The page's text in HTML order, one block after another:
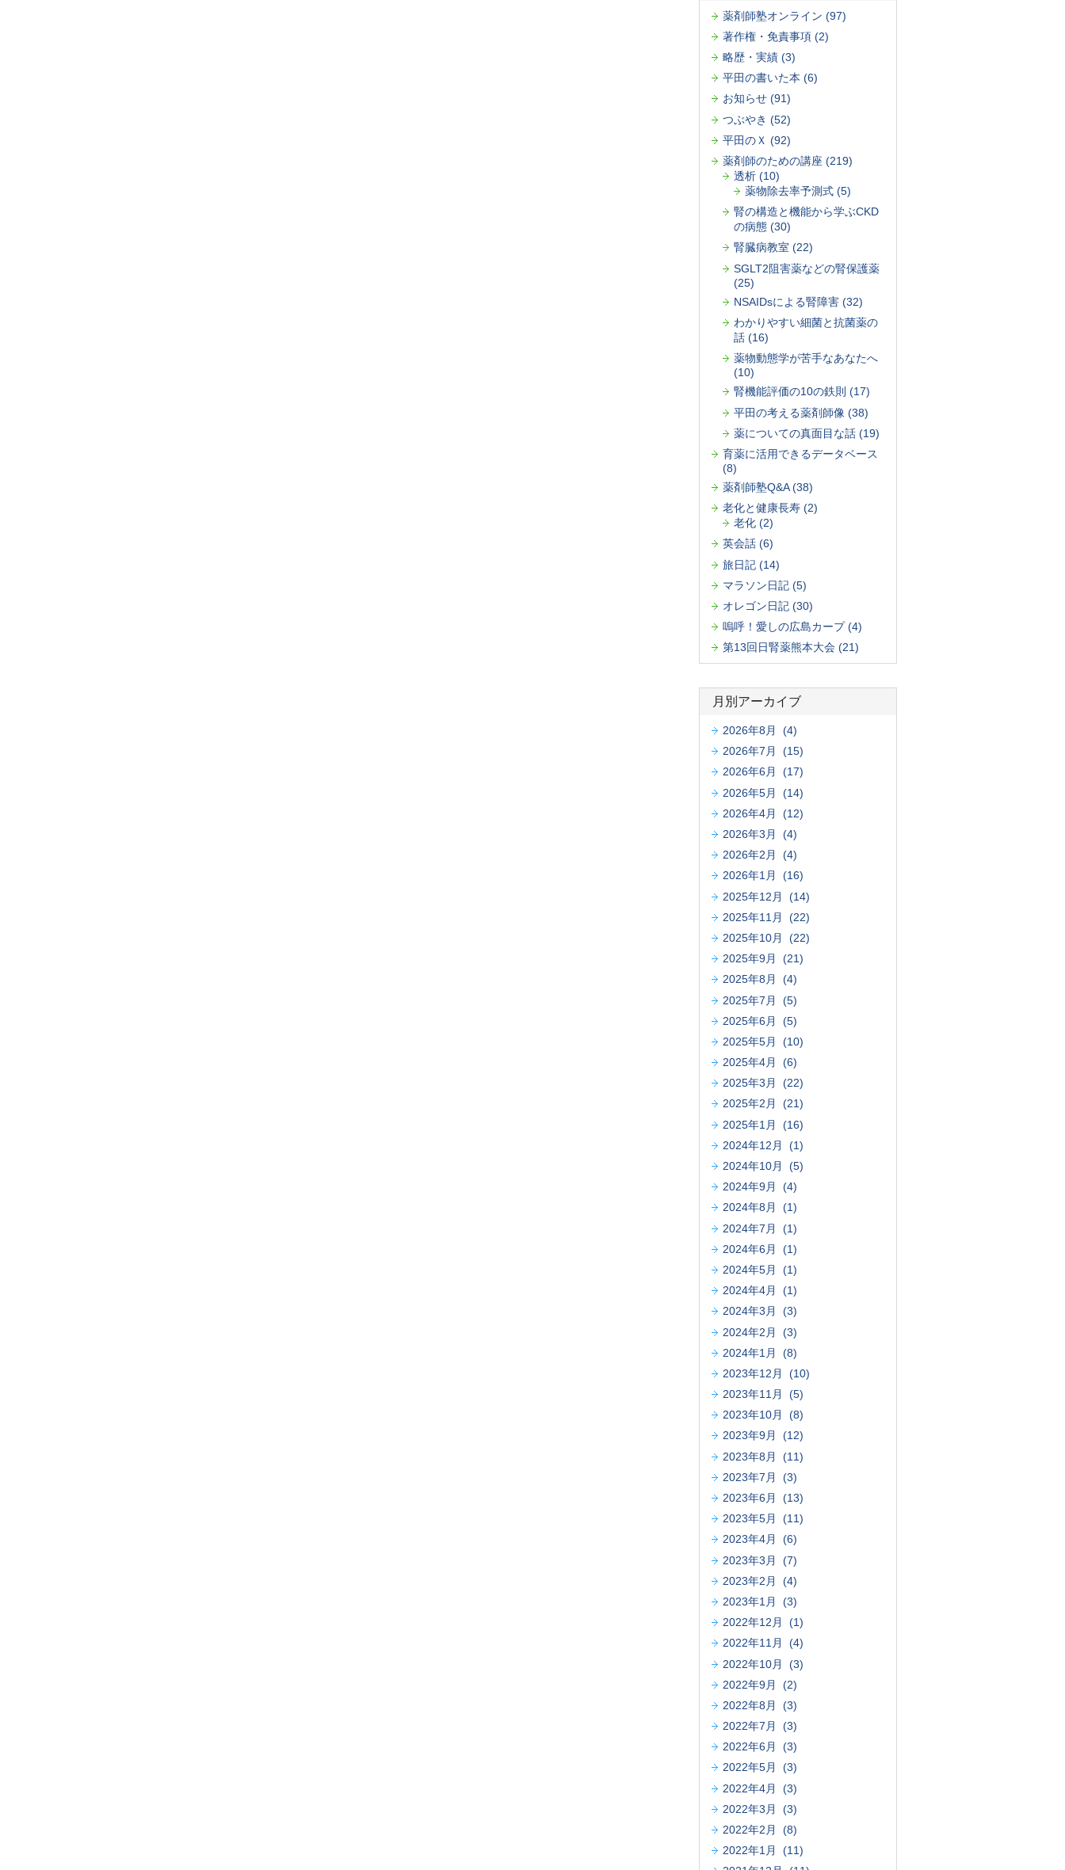
薬剤師塾オンライン (97)
著作権・免責事項 (2)
略歴・実績 (3)
平田の書いた本 (6)
お知らせ (91)
つぶやき (52)
平田のＸ (92)
薬剤師のための講座 (219)
透析 (10)
薬物除去率予測式 (5)
腎の構造と機能から学ぶCKD
の病態 (30)
腎臓病教室 (22)
SGLT2阻害薬などの腎保護薬
(25)
NSAIDsによる腎障害 (32)
わかりやすい細菌と抗菌薬の
話 (16)
薬物動態学が苦手なあなたへ
(10)
腎機能評価の10の鉄則 (17)
平田の考える薬剤師像 (38)
薬についての真面目な話 (19)
育薬に活用できるデータベース
(8)
薬剤師塾Q&A (38)
老化と健康長寿 (2)
老化 (2)
英会話 (6)
旅日記 (14)
マラソン日記 (5)
オレゴン日記 (30)
嗚呼！愛しの広島カープ (4)
第13回日腎薬熊本大会 (21)
月別アーカイブ
2026年8月 (4)
2026年7月 (15)
2026年6月 (17)
2026年5月 (14)
2026年4月 (12)
2026年3月 (4)
2026年2月 (4)
2026年1月 (16)
2025年12月 (14)
2025年11月 (22)
2025年10月 (22)
2025年9月 (21)
2025年8月 (4)
2025年7月 (5)
2025年6月 (5)
2025年5月 (10)
2025年4月 (6)
2025年3月 (22)
2025年2月 (21)
2025年1月 (16)
2024年12月 (1)
2024年10月 (5)
2024年9月 (4)
2024年8月 (1)
2024年7月 (1)
2024年6月 (1)
2024年5月 (1)
2024年4月 (1)
2024年3月 (3)
2024年2月 (3)
2024年1月 (8)
2023年12月 (10)
2023年11月 (5)
2023年10月 (8)
2023年9月 (12)
2023年8月 (11)
2023年7月 (3)
2023年6月 (13)
2023年5月 (11)
2023年4月 (6)
2023年3月 (7)
2023年2月 (4)
2023年1月 (3)
2022年12月 (1)
2022年11月 (4)
2022年10月 (3)
2022年9月 (2)
2022年8月 (3)
2022年7月 (3)
2022年6月 (3)
2022年5月 (3)
2022年4月 (3)
2022年3月 (3)
2022年2月 (8)
2022年1月 (11)